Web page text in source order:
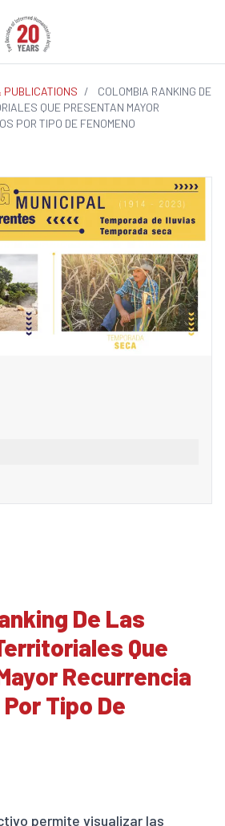
PUBLICATIONS /
COLOMBIA RANKING DE
QUE PRESENTAN MAYOR
POR TIPO DE FENOMENO
De Las
Que
Recurrencia
Tipo De
permite visualizar las